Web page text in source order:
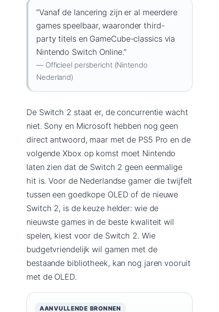
“Vanaf de lancering zijn er al meerdere
games speelbaar, waaronder third-
party titels en GameCube-classics via
Nintendo Switch Online.”
— Officieel persbericht (Nintendo
Nederland)
De Switch 2 staat er, de concurrentie wacht
niet. Sony en Microsoft hebben nog geen
direct antwoord, maar met de PS5 Pro en de
volgende Xbox op komst moet Nintendo
laten zien dat de Switch 2 geen eenmalige
hit is. Voor de Nederlandse gamer die twijfelt
tussen een goedkope OLED of de nieuwe
Switch 2, is de keuze helder: wie de
nieuwste games in de beste kwaliteit wil
spelen, kiest voor de Switch 2. Wie
budgetvriendelijk wil gamen met de
bestaande bibliotheek, kan nog jaren vooruit
met de OLED.
AANVULLENDE BRONNEN